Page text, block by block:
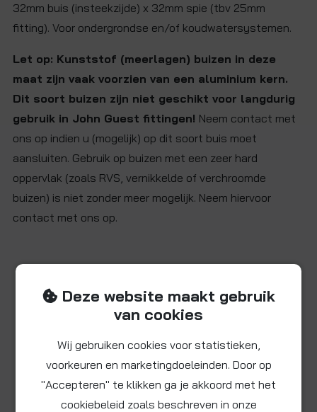
32mm buis (insteekzijde) x 32mm spie (tbv 25mm
fitting). Voor ondergrondse en/of koudwatersystemen.
Let op: Kunststof (meerlagen) buizen in deze
maat zijn vaak voorzien van een aluminium kern.
Dit soort buizen zijn niet geschikt voor langdurig
gebruik in John Guest fittingen! Neem contact met
ons op indien u (mogelijk) op dit soort buis moet
aansluiten. Gebruik op buizen met een zeer hard
oppervlak (zoals RVS, vernikkelde of verchroomde
buizen) is niet zonder meer mogelijk. Neem hiervoor
contact met ons op.
Beschikbare video
Deze website maakt gebruik
van cookies
Wij gebruiken cookies voor statistieken,
voorkeuren en marketingdoeleinden. Door op
"Accepteren" te klikken ga je akkoord met het
cookiebeleid zoals beschreven in onze